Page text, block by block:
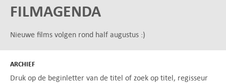
FILMAGENDA
Nieuwe films volgen rond half augustus :)
ARCHIEF
Druk op de beginletter van de titel of zoek op titel, regisseur